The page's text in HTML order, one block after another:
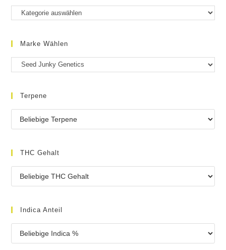
Marke Wählen
Terpene
THC Gehalt
Indica Anteil